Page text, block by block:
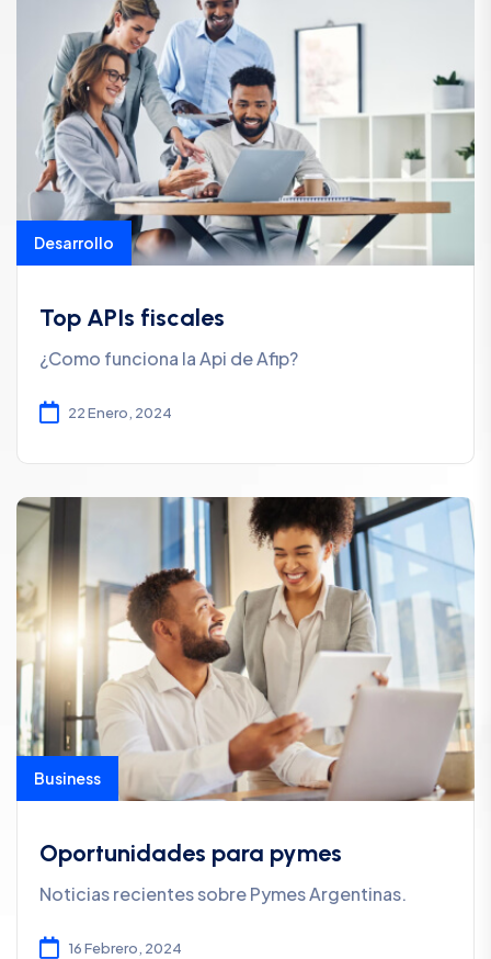
Desarrollo
Top APIs fiscales
¿Como funciona la Api de Afip?
22 Enero, 2024
Business
Oportunidades para pymes
Noticias recientes sobre Pymes Argentinas.
16 Febrero, 2024